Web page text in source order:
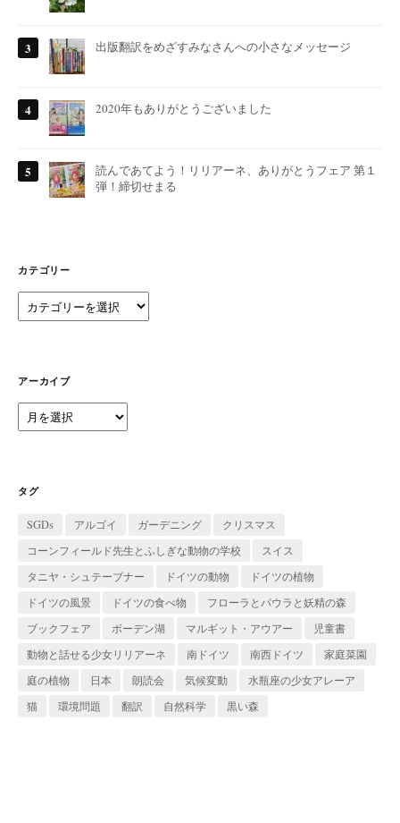
出版翻訳をめざすみなさんへの小さなメッセージ
2020年もありがとうございました
読んであてよう！リリアーネ、ありがとうフェア 第１
弾！締切せまる
カテゴリー
テ
ー
アーカイブ
ー
ブ
タグ
SGDs アルゴイ ガーデニング
クリスマス
コーンフィールド先生とふしぎな動物の学校
スイス
タニヤ・シュテーブナー
ドイツの動物
ドイツの植物
ドイツの風景
ドイツの食べ物
フローラとパウラと妖精の森
ブックフェア
ボーデン湖 マルギット・アウアー
児童書
動物と話せる少女リリアーネ
南ドイツ 南西ドイツ
家庭菜園
庭の植物
日本 朗読会 気候変動
水瓶座の少女アレーア
猫
環境問題 翻訳 自然科学 黒い森